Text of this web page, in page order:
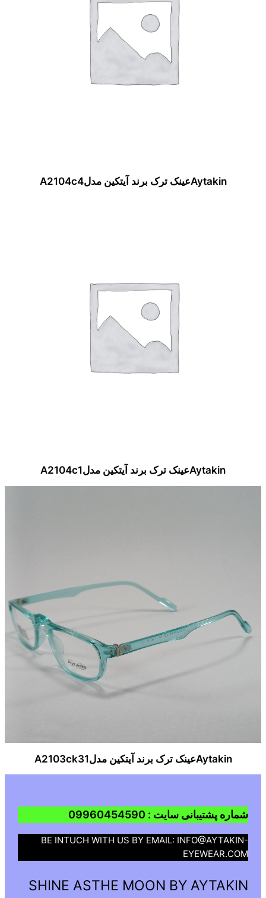
Aytakinعینک ترک برند آیتکین مدلA2104c4
Aytakinعینک ترک برند آیتکین مدلA2104c1
Aytakinعینک ترک برند آیتکین مدلA2103ck31
شماره پشتیبانی سایت : 09960454590
BE INTUCH WITH US BY EMAIL: INFO@AYTAKIN-
EYEWEAR.COM
SHINE ASTHE MOON BY AYTAKIN